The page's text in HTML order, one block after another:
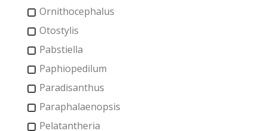
Ornithocephalus
Otostylis
Pabstiella
Paphiopedilum
Paradisanthus
Paraphalaenopsis
Pelatantheria